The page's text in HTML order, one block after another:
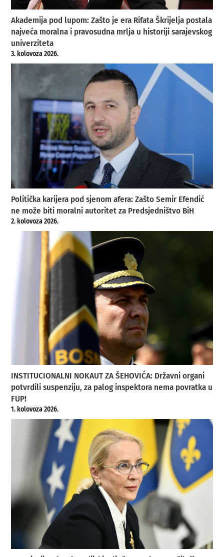
Akademija pod lupom: Zašto je era Rifata Škrijelja postala
najveća moralna i pravosudna mrlja u historiji sarajevskog
univerziteta
3. kolovoza 2026.
Politička karijera pod sjenom afera: Zašto Semir Efendić
ne može biti moralni autoritet za Predsjedništvo BiH
2. kolovoza 2026.
INSTITUCIONALNI NOKAUT ZA ŠEHOVIĆA: Državni organi
potvrdili suspenziju, za palog inspektora nema povratka u
FUP!
1. kolovoza 2026.